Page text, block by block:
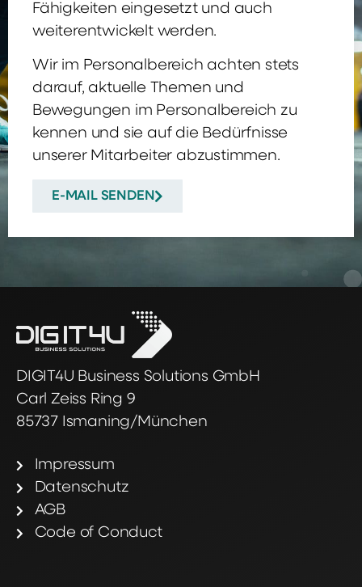
Fähigkeiten eingesetzt und auch
weiterentwickelt werden.
Wir im Personalbereich achten stets
darauf, aktuelle Themen und
Bewegungen im Personalbereich zu
kennen und sie auf die Bedürfnisse
unserer Mitarbeiter abzustimmen.
E-MAIL SENDEN
DIGIT4U Business Solutions GmbH
Carl Zeiss Ring 9
85737 Ismaning/München
Impressum
Datenschutz
AGB
Code of Conduct